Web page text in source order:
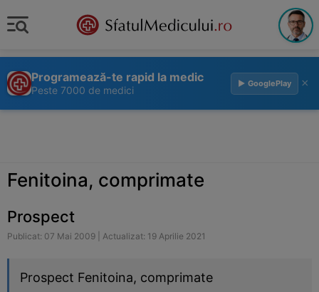
Programează-te rapid la medic
Peste 7000 de medici
▶ GooglePlay ×
Fenitoina, comprimate
Prospect
Publicat: 07 Mai 2009 | Actualizat: 19 Aprilie 2021
Prospect Fenitoina, comprimate